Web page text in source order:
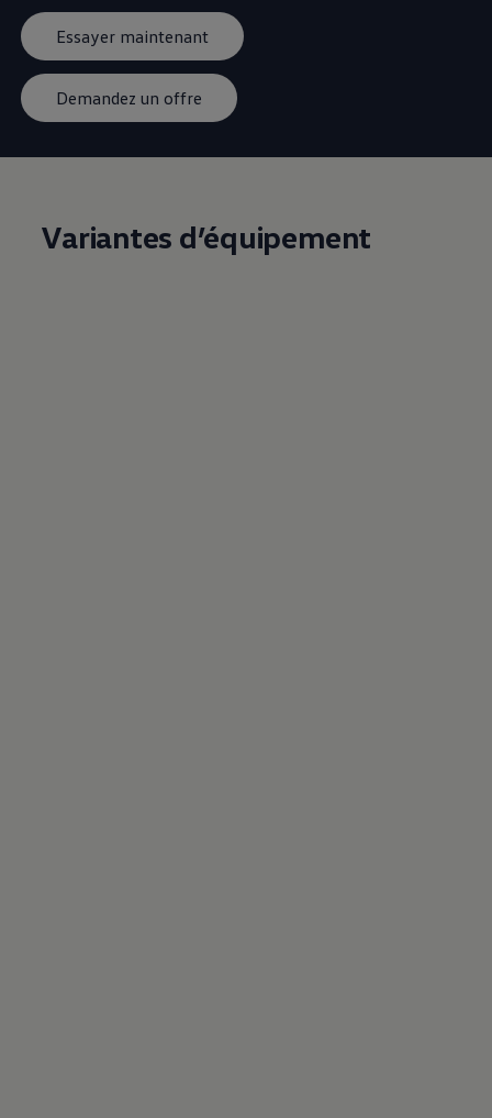
Essayer maintenant
Demandez un offre
Variantes d’équipement